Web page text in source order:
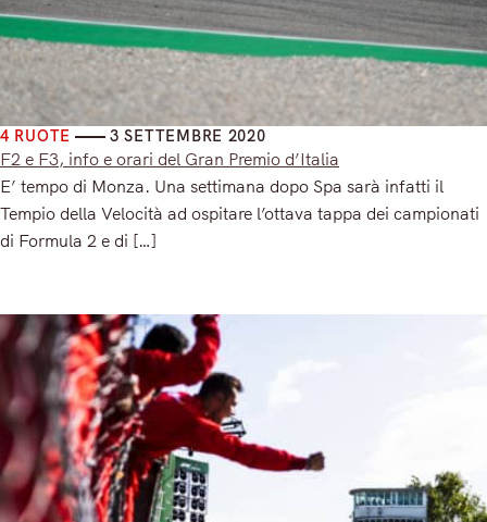
4 RUOTE 3 SETTEMBRE 2020
F2 e F3, info e orari del Gran Premio d’Italia
E’ tempo di Monza. Una settimana dopo Spa sarà infatti il
Tempio della Velocità ad ospitare l’ottava tappa dei campionati
di Formula 2 e di […]